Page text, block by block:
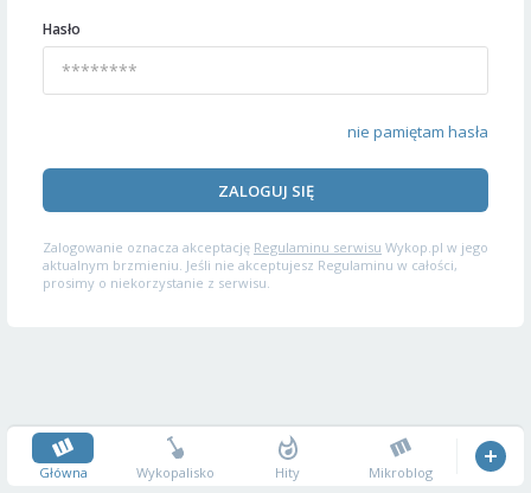
Hasło
nie pamiętam hasła
ZALOGUJ SIĘ
Zalogowanie oznacza akceptację Regulaminu serwisu Wykop.pl w jego
aktualnym brzmieniu. Jeśli nie akceptujesz Regulaminu w całości,
prosimy o niekorzystanie z serwisu.
Główna Wykopalisko Hity Mikroblog